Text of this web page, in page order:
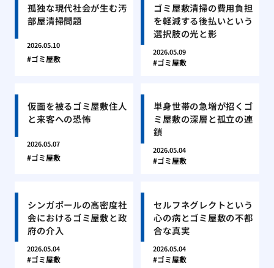
孤独な現代社会が生む汚
部屋清掃問題
2026.05.10
ゴミ屋敷
ゴミ屋敷清掃の費用負担
を軽減する後払いという
選択肢の光と影
2026.05.09
ゴミ屋敷
仮面を被るゴミ屋敷住人
と来客への恐怖
2026.05.07
ゴミ屋敷
単身世帯の急増が招くゴ
ミ屋敷の深層と孤立の連
鎖
2026.05.04
ゴミ屋敷
シンガポールの高密度社
会におけるゴミ屋敷と政
府の介入
2026.05.04
ゴミ屋敷
セルフネグレクトという
心の病とゴミ屋敷の不都
合な真実
2026.05.04
ゴミ屋敷